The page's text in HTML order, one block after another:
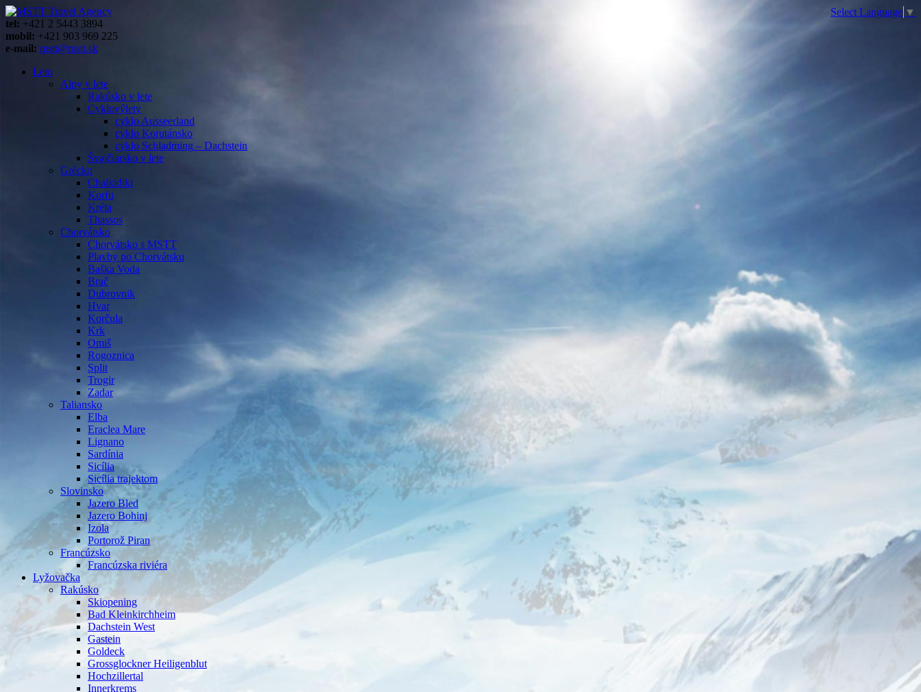
Select Language ▼
tel: +421 2 5443 3894
mobil: +421 903 969 225
e-mail: mstt@mstt.sk
Leto
Alpy v lete
Rakúsko v lete
Cyklovýlety
cyklo Ausseerland
cyklo Korutánsko
cyklo Schladming – Dachstein
Švajčiarsko v lete
Grécko
Chalkidiki
Korfu
Kréta
Thassos
Chorvátsko
Chorvátsko s MSTT
Plavby po Chorvátsku
Baška Voda
Brač
Dubrovnik
Hvar
Korčula
Krk
Omiš
Rogoznica
Split
Trogir
Zadar
Taliansko
Elba
Eraclea Mare
Lignano
Sardínia
Sicília
Sicília trajektom
Slovinsko
Jazero Bled
Jazero Bohinj
Izola
Portorož Piran
Francúzsko
Francúzska riviéra
Lyžovačka
Rakúsko
Skiopening
Bad Kleinkirchheim
Dachstein West
Gastein
Goldeck
Grossglockner Heiligenblut
Hochzillertal
Innerkrems